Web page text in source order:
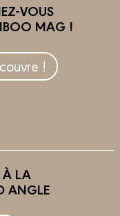
VOUS
MAG !
!
LA
ANGLE